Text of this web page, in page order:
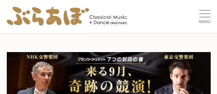
MENU